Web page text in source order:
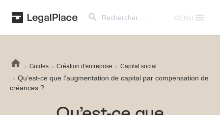
for:
MENU
Guides Création d'entreprise Capital social
Qu’est-ce que l’augmentation de capital par compensation de
créances ?